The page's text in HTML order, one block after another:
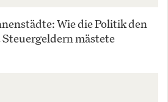
Wie die Politik den
mästete